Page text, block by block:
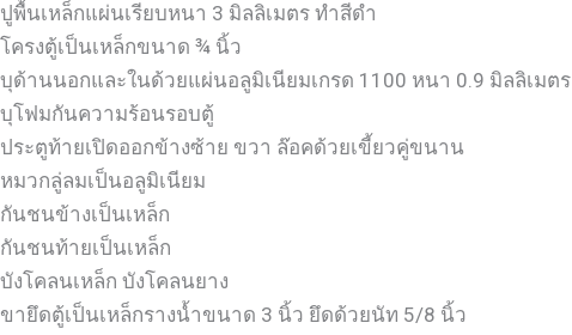
ปูพื้นเหล็กแผ่นเรียบหนา 3 มิลลิเมตร ทำสีดำ
โครงตู้เป็นเหล็กขนาด ¾ นิ้ว
บุด้านนอกและในด้วยแผ่นอลูมิเนียมเกรด 1100 หนา 0.9 มิลลิเมตร
บุโฟมกันความร้อนรอบตู้
ประตูท้ายเปิดออกข้างซ้าย ขวา ล๊อคด้วยเขี้ยวคู่ขนาน
หมวกลู่ลมเป็นอลูมิเนียม
กันชนข้างเป็นเหล็ก
กันชนท้ายเป็นเหล็ก
บังโคลนเหล็ก บังโคลนยาง
ขายึดตู้เป็นเหล็กรางน้ำขนาด 3 นิ้ว ยึดด้วยนัท 5/8 นิ้ว